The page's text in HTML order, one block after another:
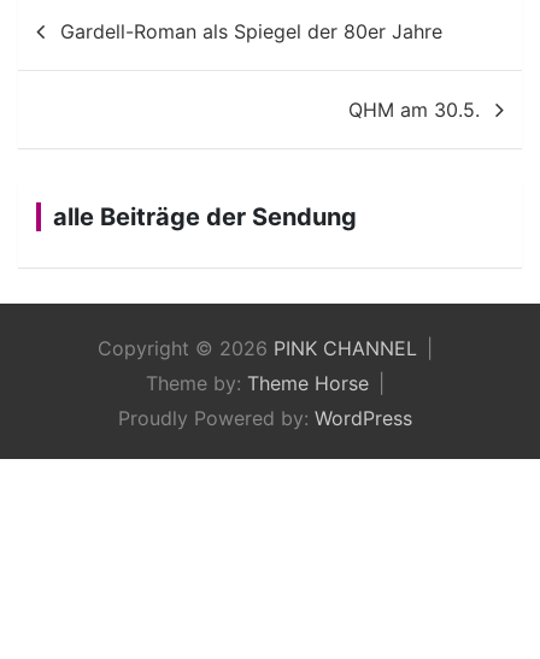
Beitragsnavigation
Gardell-Roman als Spiegel der 80er Jahre
QHM am 30.5.
alle Beiträge der Sendung
Copyright © 2026 PINK CHANNEL
Theme by: Theme Horse
Proudly Powered by: WordPress